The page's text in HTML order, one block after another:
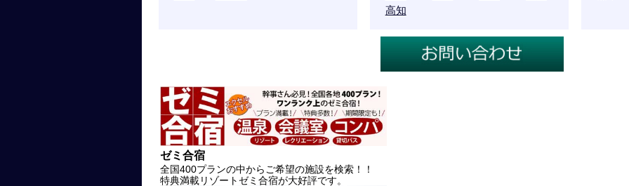
高知
ゼミ合宿
全国400プランの中からご希望の施設を検索！！
特典満載リゾートゼミ合宿が大好評です。